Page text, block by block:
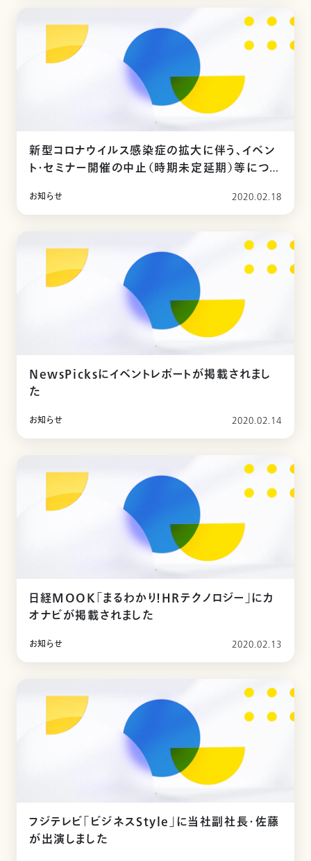
新型コロナウイルス感染症の拡大に伴う、イベン
ト・セミナー開催の中止（時期未定延期）等につい
お知らせ 2020.02.18
NewsPicksにイベントレポートが掲載されまし
た
お知らせ 2020.02.14
日経MOOK「まるわかり！HRテクノロジー」にカ
オナビが掲載されました
お知らせ 2020.02.13
フジテレビ「ビジネスStyle」に当社副社長・佐藤
が出演しました